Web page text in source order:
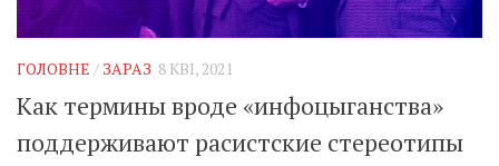
Музика революції
ГОЛОВНЕ / ЗАРАЗ 8 КВІ, 2021
Как термины вроде «инфоцыганства»
поддерживают расистские стереотипы